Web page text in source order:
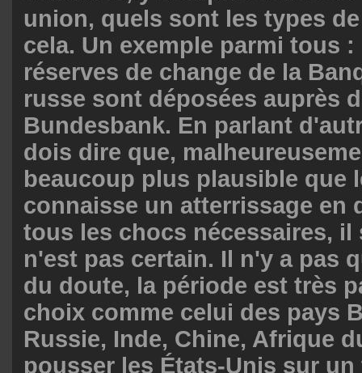
union, quels sont les types
cela. Un exemple parmi tous
réserves de change de la
russe sont déposées auprès
Bundesbank. En parlant
dois dire que,
beaucoup plus plausible que
connaisse un atterrissage en
tous les chocs nécessaires, il
n'est pas certain. Il n'y a pas
du doute, la période est très
choix comme celui des pays
Russie, Inde, Chine, Afrique
pousser les États-Unis sur